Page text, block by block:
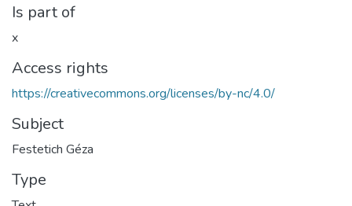
Is part of
x
Access rights
https://creativecommons.org/licenses/by-nc/4.0/
Subject
Festetich Géza
Type